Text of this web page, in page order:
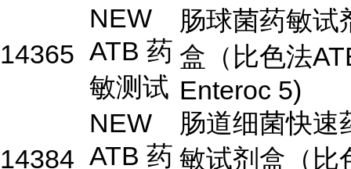
14365
NEW
ATB 药
敏测试
肠球菌药敏试
盒（比色法
Enteroc 5)
14384
NEW
ATB 药
肠道细菌快速
敏试剂盒（比